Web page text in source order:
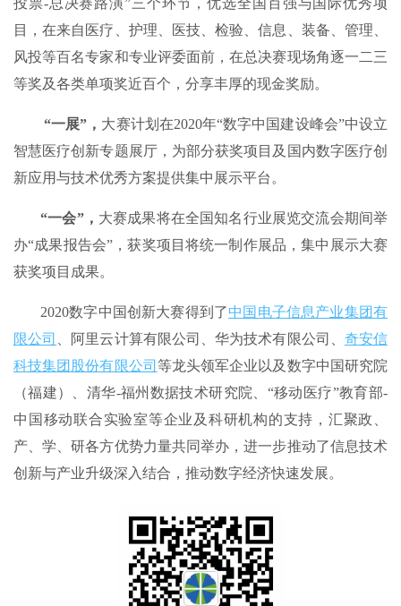
投票-总决赛路演”三个环节，优选全国百强与国际优秀项
目，在来自医疗、护理、医技、检验、信息、装备、管理、
风投等百名专家和专业评委面前，在总决赛现场角逐一二三
等奖及各类单项奖近百个，分享丰厚的现金奖励。
“一展”， 大赛计划在2020年“数字中国建设峰会”中设立
智慧医疗创新专题展厅，为部分获奖项目及国内数字医疗创
新应用与技术优秀方案提供集中展示平台。
“一会”， 大赛成果将在全国知名行业展览交流会期间举
办“成果报告会”，获奖项目将统一制作展品，集中展示大赛
获奖项目成果。
2020数字中国创新大赛得到了中国电子信息产业集团有
限公司
、阿里云计算有限公司、华为技术有限公司、 奇安信
科技集团股份有限公司 等龙头领军企业以及数字中国研究院
（福建）、清华-福州数据技术研究院、“移动医疗”教育部-
中国移动联合实验室等企业及科研机构的支持，汇聚政、
产、学、研各方优势力量共同举办，进一步推动了信息技术
创新与产业升级深入结合，推动数字经济快速发展。